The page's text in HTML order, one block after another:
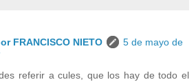
FRANCISCO NIETO
5 de mayo de
referir a cules, que los hay de todo el